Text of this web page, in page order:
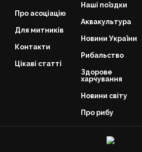
Про асоціацію
Для митників
Контакти
Цікаві статті
Наші поїздки
Аквакультура
Новини України
Рибальство
Здорове
харчування
Новини світу
Про рибу